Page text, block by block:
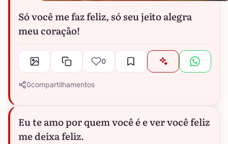
Só você me faz feliz, só seu jeito alegra
meu coração!
0
0compartilhamentos
Eu te amo por quem você é e ver você feliz
me deixa feliz.